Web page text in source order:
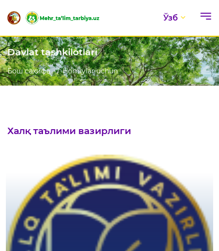
Ўзб
Davlat tashkilotlari
Бош саҳифа Homiylar uchun
Халқ таълими вазирлиги